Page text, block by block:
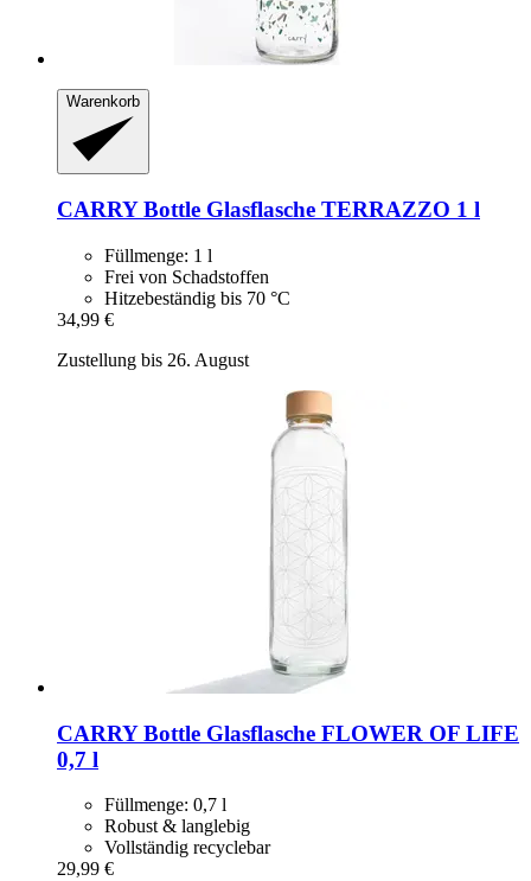
Warenkorb
CARRY Bottle Glasflasche TERRAZZO 1 l
Füllmenge: 1 l
Frei von Schadstoffen
Hitzebeständig bis 70 °C
34,99 €
Zustellung bis 26. August
CARRY Bottle Glasflasche FLOWER OF LIFE
0,7 l
Füllmenge: 0,7 l
Robust & langlebig
Vollständig recyclebar
29,99 €